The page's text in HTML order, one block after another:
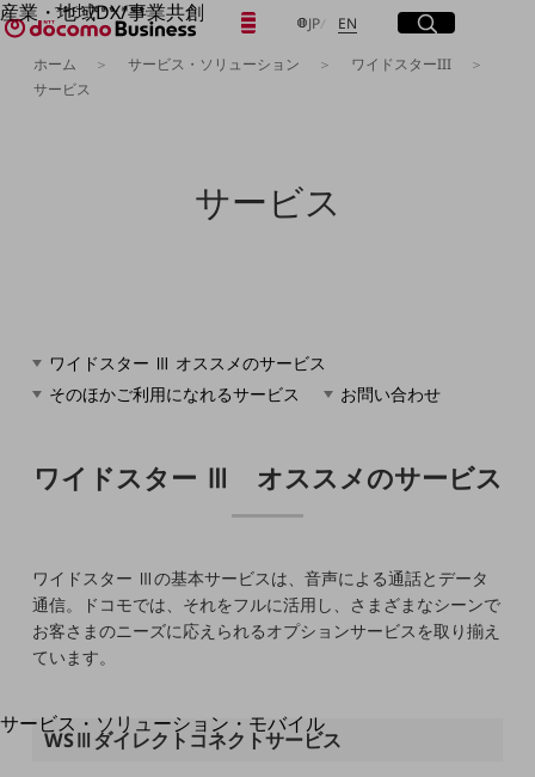
産業・地域DX/事業共創
OPEN HUB for Plural Futures
自律・分散・協調型社会の実現を目指し、
「社会可能性」を探究・実装する事業共創エコシステムです。
プレイヤー(カタリスト/パートナー企業)
Smart Healthcare
Smart Industry
Smart Mobility
地域の取り組み
地域社会を支える皆さまと地域課題の解決や
自治体・地域社会との共創
LGPF(Local Government Platform)
別ウィンドウで開きます
サービス・ソリューション・モバイル
サービス・ソリューションTOP
JP日本語
ENEnglishサイト内検索
開く
メニュー
開く
ホーム サービス・ソリューション
ワイドスターIII
サービス
サービス
ワイドスター Ⅲ オススメのサービス
そのほかご利用になれるサービス
お問い合わせ
ワイドスター Ⅲ オススメのサービス
ワイドスター Ⅲの基本サービスは、音声による通話とデータ
通信。ドコモでは、それをフルに活用し、さまざまなシーンで
お客さまのニーズに応えられるオプションサービスを取り揃え
ています。
WSⅢダイレクトコネクトサービス